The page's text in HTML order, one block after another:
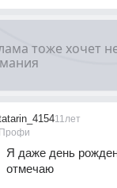
Профи
11лет
Я даже день
отмечаю